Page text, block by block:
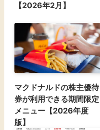
【2026年2月】
マクドナルドの株主優待
券が利用できる期間限定
メニュー【2026年度
版】